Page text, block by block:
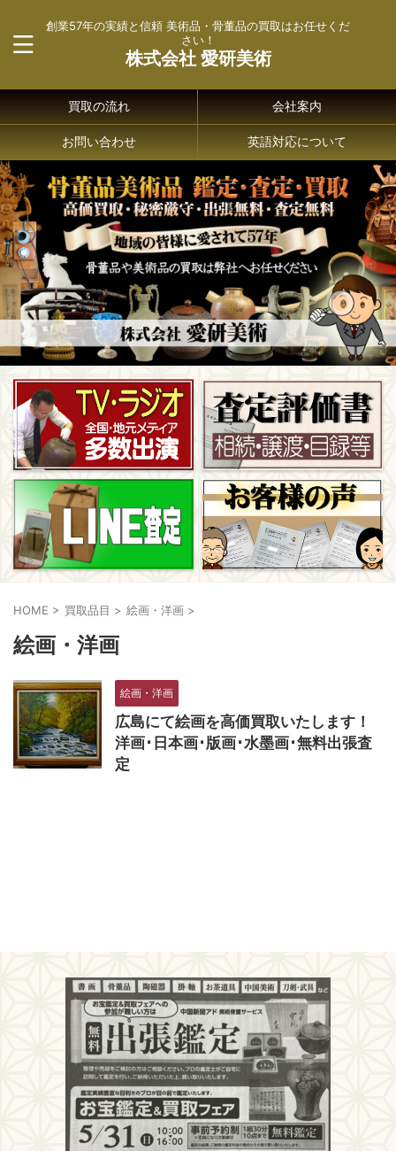
創業57年の実績と信頼 美術品・骨董品の買取はお任せくだ
さい！
株式会社 愛研美術
買取の流れ 会社案内
お問い合わせ 英語対応について
HOME > 買取品目 > 絵画・洋画 >
絵画・洋画
絵画・洋画
広島にて絵画を高価買取いたします！
洋画･日本画･版画･水墨画･無料出張査
定